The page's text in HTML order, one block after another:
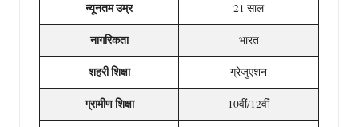
न्यूनतम उम्र 21 साल
नागरिकता भारत
शहरी शिक्षा ग्रेजुएशन
ग्रामीण शिक्षा 10वीं/12वीं